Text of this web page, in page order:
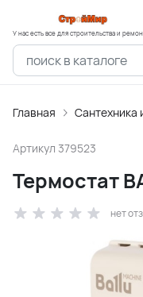
У нас есть все для строительства и
Главная Сантехника
Артикул 379523
Термостат
нет